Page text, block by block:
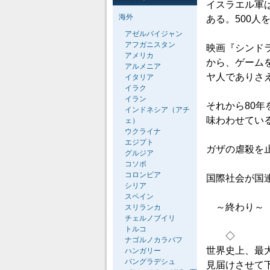
イスラエル軍
ある。500人
映画『シンド
から、ゲーム
ヤ人でありさ
それから80年
味わわせてい
ガザの虐殺を
国際社会が国
～終わり～
◇
世界史上、最
見届けさせて
海外
アゼルバイジャン
アフガニスタン
アメリカ
アルメニア
イタリア
イラク
イラン
インドネシア（アチ
ェ）
ウクライナ
エジプト
グルジア
コソボ
コロンビア
シリア
スペイン
スリランカ
チェルノブイリ
トルコ
ナゴルノカラバフ
ハンガリー
バングラデシュ